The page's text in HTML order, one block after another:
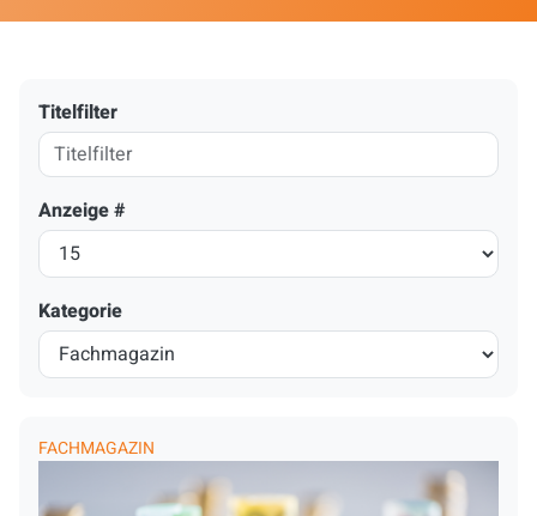
Titelfilter
Anzeige #
Kategorie
FACHMAGAZIN